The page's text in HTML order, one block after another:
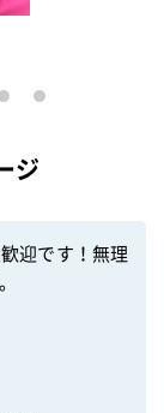
ジ
迎です！無理